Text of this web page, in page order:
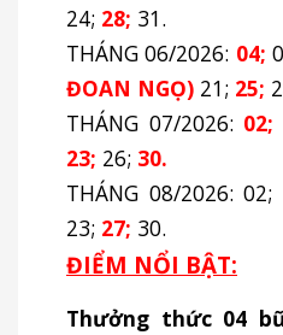
24; 28; 31.
THÁNG 06/2026: 04;
ĐOAN NGỌ) 21; 25;
THÁNG 07/2026: 02;
23; 26; 30.
THÁNG 08/2026: 02;
23; 27; 30.
ĐIỂM NỔI BẬT:
Thưởng thức 04